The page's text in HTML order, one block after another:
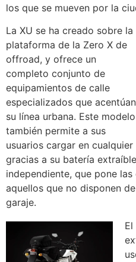
los que se mueven por la
La XU se ha creado sobre la
plataforma de la Zero X de
offroad, y ofrece un
completo conjunto de
equipamientos de calle
especializados que acentúan
su línea urbana. Este modelo
también permite a sus
usuarios cargar en
gracias a su batería
independiente, que pone
aquellos que no disponen
garaje.